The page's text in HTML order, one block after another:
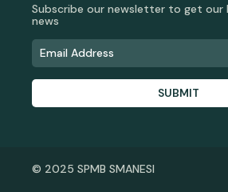
Subscribe our newsletter to get
news
SUBMIT
© 2025 SPMB SMANESI